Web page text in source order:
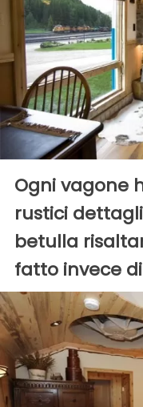
Ogni vagone
rustici
betulla
fatto invece